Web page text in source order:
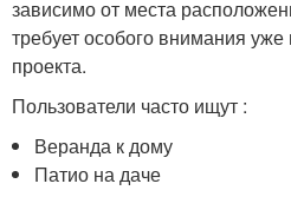
зависимо от места
требует особого внимания уже
проекта.
Пользователи часто ищут :
Веранда к дому
Патио на даче